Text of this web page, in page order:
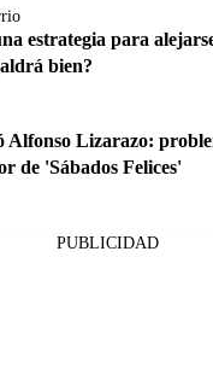
estrategia para
bien?
Alfonso Lizarazo:
de 'Sábados Felices'
PUBLICIDAD